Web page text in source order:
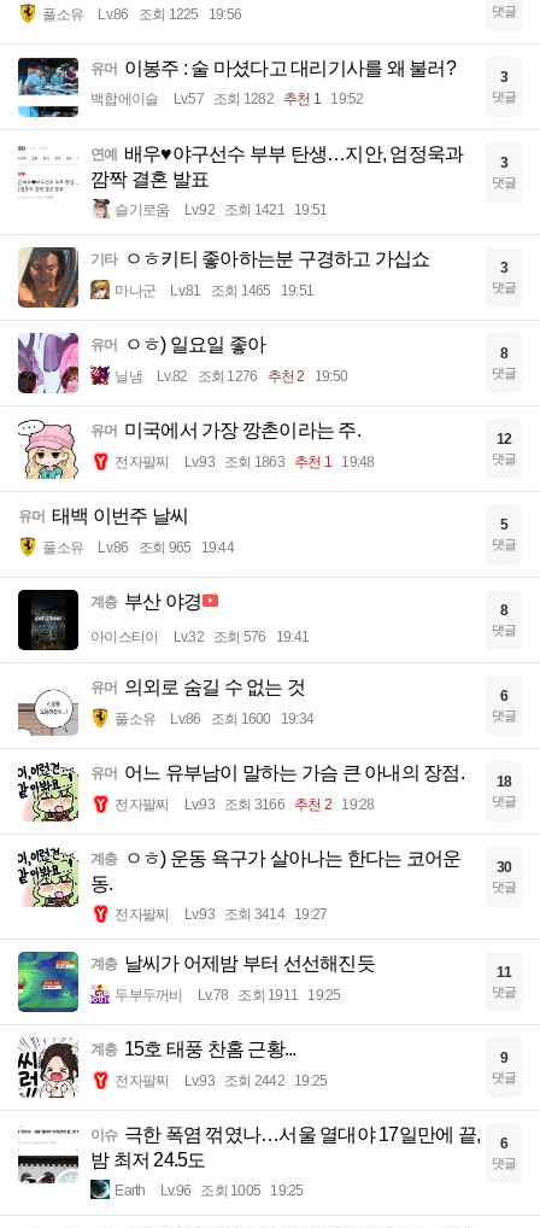
풀소유 Lv.86 조회 1225 19:56 댓글
유머 이봉주 : 술 마셨다고 대리기사를 왜 불러?
백합에이슬 Lv.57 조회 1282 추천 1 19:52
3
댓글
연예
배우♥야구선수 부부 탄생…지안, 엄정욱과
깜짝 결혼 발표
슬기로움 Lv.92 조회 1421 19:51
3
댓글
기타 ㅇㅎ키티 좋아하는분 구경하고 가십쇼
마나군 Lv.81 조회 1465 19:51
3
댓글
유머 ㅇㅎ) 일요일 좋아
닐냄 Lv.82 조회 1276 추천 2 19:50
8
댓글
유머 미국에서 가장 깡촌이라는 주.
전자팔찌 Lv.93 조회 1863 추천 1 19:48
12
댓글
유머 태백 이번주 날씨
풀소유 Lv.86 조회 965 19:44
5
댓글
계층 부산 야경
아이스티이 Lv.32 조회 576 19:41
8
댓글
유머 의외로 숨길 수 없는 것
풀소유 Lv.86 조회 1600 19:34
6
댓글
유머 어느 유부남이 말하는 가슴 큰 아내의 장점.
전자팔찌 Lv.93 조회 3166 추천 2 19:28
18
댓글
계층
ㅇㅎ) 운동 욕구가 살아나는 한다는 코어운
동.
전자팔찌 Lv.93 조회 3414 19:27
30
댓글
계층 날씨가 어제밤 부터 선선해진듯
두부두꺼비 Lv.78 조회 1911 19:25
11
댓글
계층 15호 태풍 찬홈 근황...
전자팔찌 Lv.93 조회 2442 19:25
9
댓글
이슈 극한 폭염 꺾였나…서울 열대야 17일만에 끝,
밤 최저 24.5도
Earth Lv.96 조회 1005 19:25
6
댓글